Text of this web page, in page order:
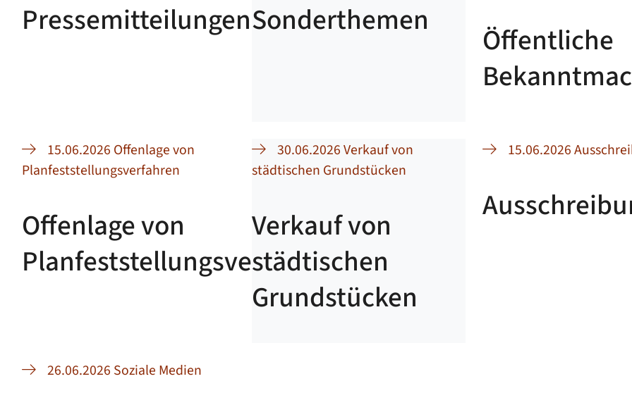
PressemitteilungenSonderthemen
Öffentliche
15.06.2026 Offenlage von
Planfeststellungsverfahren
Offenlage von
Planfeststellungsverfahren
30.06.2026 Verkauf von
städtischen Grundstücken
Verkauf von
städtischen
Grundstücken
15.06.2026
26.06.2026 Soziale Medien